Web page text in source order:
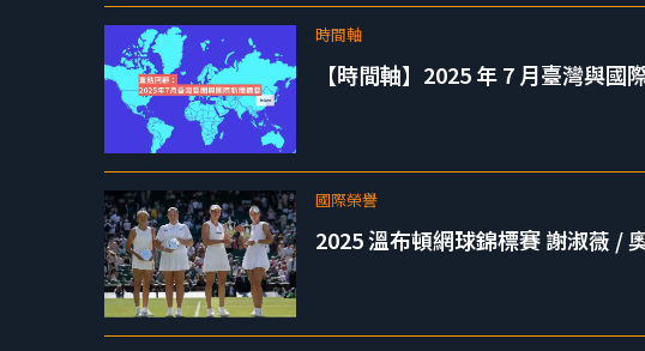
時間軸
【時間軸】2025 年 7 月臺灣與國
國際榮譽
2025 溫布頓網球錦標賽 謝淑薇 /